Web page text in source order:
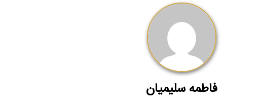
فاطمه سلیمیان